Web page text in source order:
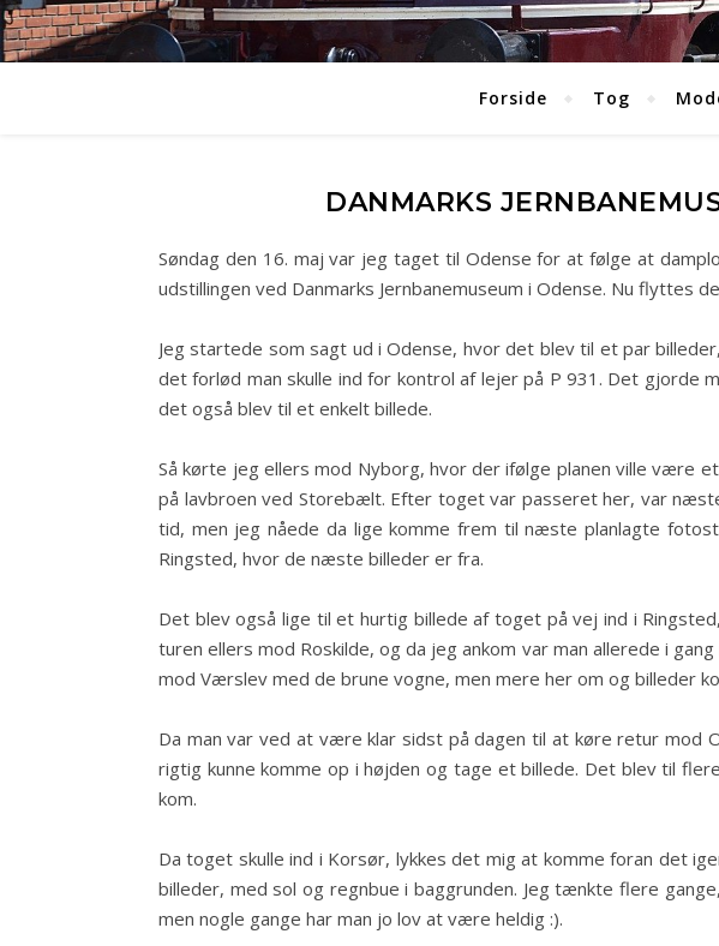
Forside Tog
DANMARKS
Søndag den 16. maj var jeg taget til Odense for at følge at
udstillingen ved Danmarks Jernbanemuseum i Odense. Nu flyttes
Jeg startede som sagt ud i Odense, hvor det blev til et par
det forlød man skulle ind for kontrol af lejer på P 931. Det gjorde
det også blev til et enkelt billede.
Så kørte jeg ellers mod Nyborg, hvor der ifølge planen ville være
på lavbroen ved Storebælt. Efter toget var passeret her, var
tid, men jeg nåede da lige komme frem til næste planlagte
Ringsted, hvor de næste billeder er fra.
Det blev også lige til et hurtig billede af toget på vej ind i
turen ellers mod Roskilde, og da jeg ankom var man allerede i
mod Værslev med de brune vogne, men mere her om og billeder
Da man var ved at være klar sidst på dagen til at køre retur mod
rigtig kunne komme op i højden og tage et billede. Det blev til
kom.
Da toget skulle ind i Korsør, lykkes det mig at komme foran det
billeder, med sol og regnbue i baggrunden. Jeg tænkte flere
men nogle gange har man jo lov at være heldig :).